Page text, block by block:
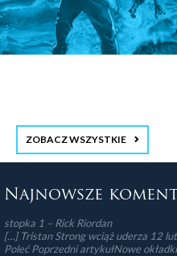
stopka 3
ZOBACZ WSZYSTKIE
Najnowsze
stopka 1 – Rick Riordan
[…] Tristan Strong wciąż uderza 12
Poleć Poprzedni artykułNowe